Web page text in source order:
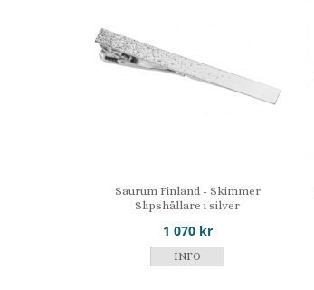
Saurum Finland - Skimmer
Slipshållare i silver
1 070 kr
INFO